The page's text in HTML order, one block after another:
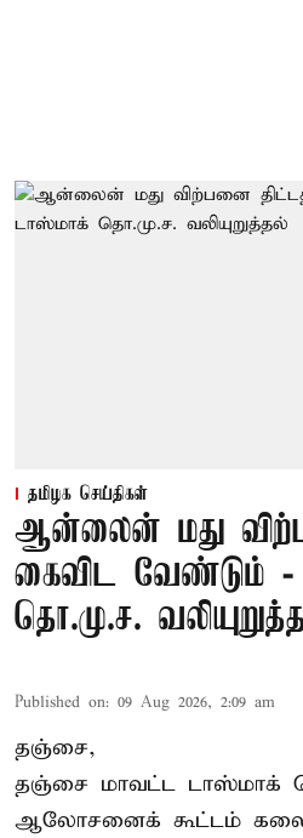
தமிழக செய்திகள்
ஆன்லைன் மது
கைவிட வேண்டும் -
தொ.மு.ச.
Published on: 09 Aug 2026, 2:09 am
தஞ்சை,
தஞ்சை மாவட்ட டாஸ்மாக்
ஆலோசனைக் கூட்டம்